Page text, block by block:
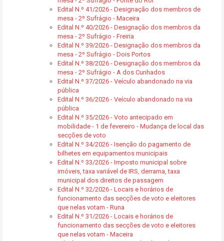
Edital N.º 41/2026 - Designação dos membros de
mesa - 2º Sufrágio - Maceira
Edital N.º 40/2026 - Designação dos membros da
mesa - 2º Sufrágio - Freiria
Edital N.º 39/2026 - Designação dos membros da
mesa - 2º Sufrágio - Dois Portos
Edital N.º 38/2026 - Designação dos membros da
mesa - 2º Sufrágio - A dos Cunhados
Edital N.º 37/2026 - Veículo abandonado na via
pública
Edital N.º 36/2026 - Veículo abandonado na via
pública
Edital N.º 35/2026 - Voto antecipado em
mobilidade - 1 de fevereiro - Mudança de local das
secções de voto
Edital N.º 34/2026 - Isenção do pagamento de
bilhetes em equipamentos municipais
Edital N.º 33/2026 - Imposto municipal sobre
imóveis, taxa variável de IRS, derrama, taxa
municipal dos direitos de passagem
Edital N.º 32/2026 - Locais e horários de
funcionamento das secções de voto e eleitores
que nelas votam - Runa
Edital N.º 31/2026 - Locais e horários de
funcionamento das secções de voto e eleitores
que nelas votam - Maceira